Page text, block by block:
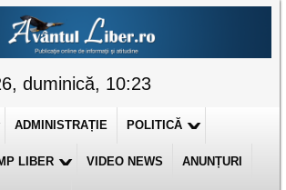
duminică, 10:23
ADMINISTRAȚIE POLITICĂ
LIBER VIDEO NEWS ANUNȚURI